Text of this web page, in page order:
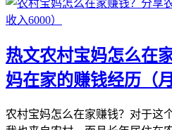
热文农村宝妈怎么在
妈在家的赚钱经历（月
农村宝妈怎么在家赚钱？对于这